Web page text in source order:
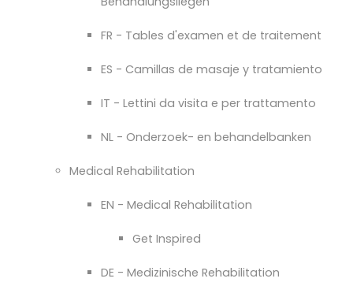
FR - Tables d'examen et de traitement
ES - Camillas de masaje y tratamiento
IT - Lettini da visita e per trattamento
NL - Onderzoek- en behandelbanken
Medical Rehabilitation
EN - Medical Rehabilitation
Get Inspired
DE - Medizinische Rehabilitation